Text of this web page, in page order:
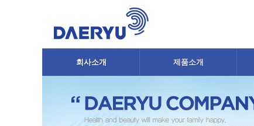
회사소개 제품소개